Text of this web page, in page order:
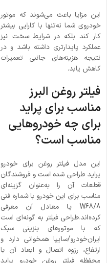
این مزایا باعث می‌شوند که موتور
خودروی شما نه‌تنها با کارایی بیشتر
کار کند بلکه در شرایط سخت نیز
عملکرد پایدارتری داشته باشد و در
نتیجه هزینه‌های جانبی تعمیرات
کاهش یابد.
فیلتر روغن البرز
مناسب برای پراید
برای چه خودروهایی
مناسب است؟
این مدل فیلتر روغن برای خودرو
پراید طراحی شده است و فروشندگان
قطعات آن را به‌عنوان گزینه‌ای
مناسب برای این خودرو با شماره فنی
W68/8 یا معادل آن معرفی
کرده‌اند.طراحی فیلتر به گونه‌ای است
که با موتورهای بنزینی سبک
ایران‌خودرو/سایپا همخوانی دارد و
ارتفاع، رزوه اتصال و ابعاد آن با
محفظه فیلتر روغن خودرو پراید